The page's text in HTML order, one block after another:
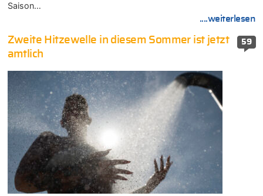
Saison…
....weiterlesen
59
Zweite Hitzewelle in diesem Sommer ist jetzt
amtlich